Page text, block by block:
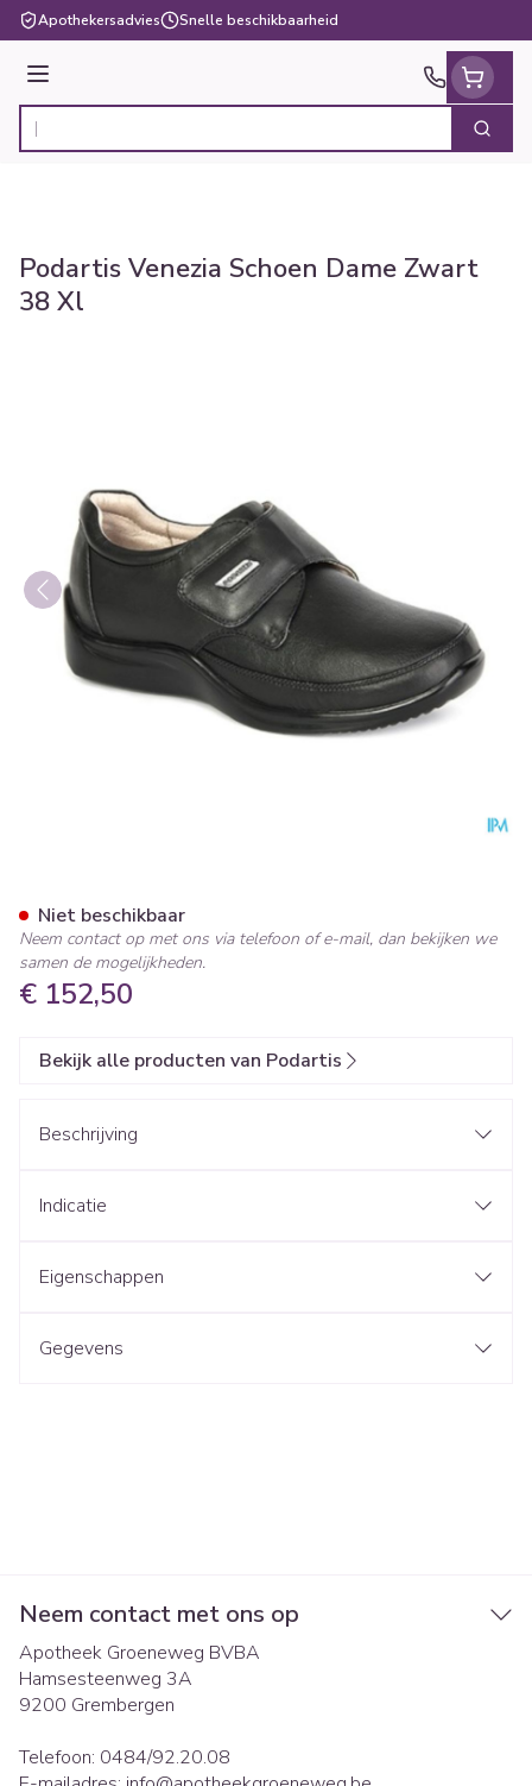
Ga naar de inhoud
Apothekersadvies Snelle beschikbaarheid
Menu
Product, merk, categorie... Zoek
Podartis Venezia Schoen Dame Zwart
38 Xl
€ 152,50
Niet beschikbaar
Neem contact op met ons via telefoon of e-mail, dan bekijken we
samen de mogelijkheden.
Bekijk alle producten van Podartis
Beschrijving
Indicatie
Eigenschappen
Gegevens
Neem contact met ons op
Apotheek Groeneweg BVBA
Hamsesteenweg 3A
9200 Grembergen
Telefoon: 0484/92.20.08